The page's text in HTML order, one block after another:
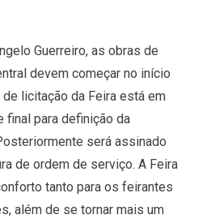
Guerreiro, as obras de
devem começar no início
licitação da Feira está em
final para definição da
será assinado
de ordem de serviço. A Feira
tanto para os feirantes
além de se tornar mais um